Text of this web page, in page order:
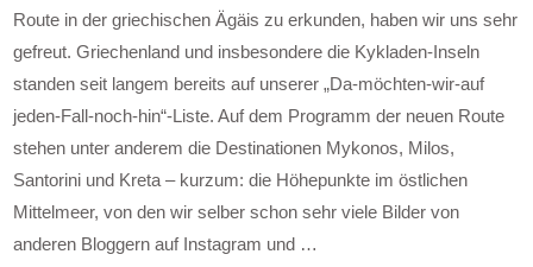
Route in der griechischen Ägäis zu erkunden, haben wir uns sehr
gefreut. Griechenland und insbesondere die Kykladen-Inseln
standen seit langem bereits auf unserer „Da-möchten-wir-auf
jeden-Fall-noch-hin“-Liste. Auf dem Programm der neuen Route
stehen unter anderem die Destinationen Mykonos, Milos,
Santorini und Kreta – kurzum: die Höhepunkte im östlichen
Mittelmeer, von den wir selber schon sehr viele Bilder von
anderen Bloggern auf Instagram und …